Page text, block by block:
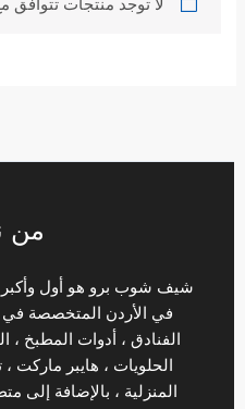
لا توجد منتجات تتوافق
من
شيف شوب برو هو أول وأكبر
في الأردن المتخصصة في
الفنادق ، أدوات المطبخ
الحلويات ، هايبر ماركت
المنزلية ، بالإضافة إلى